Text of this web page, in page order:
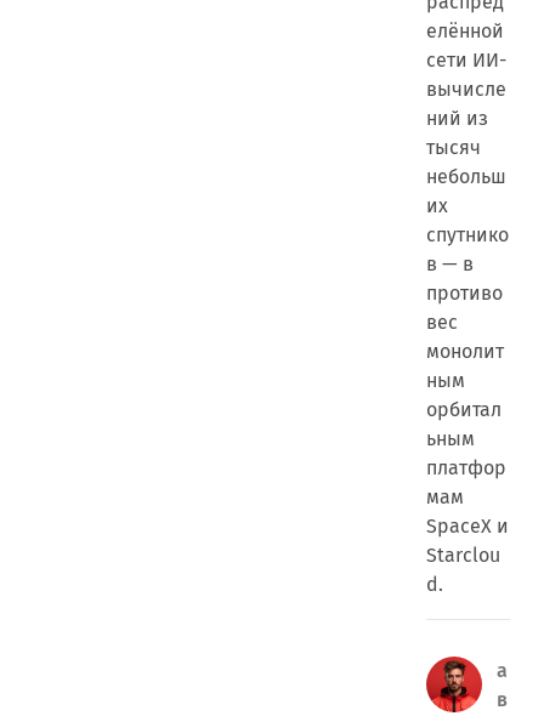
елённой
сети ИИ-
вычисле
ний из
тысяч
небольш
их
спутнико
в — в
противо
вес
монолит
ным
орбитал
ьным
платфор
мам
SpaceX и
Starclou
d.
а
в